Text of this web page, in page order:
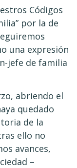
Códigos
por la de
una expresión
jefe de familia
abriendo el
quedado
de la
ello no
avances,
–